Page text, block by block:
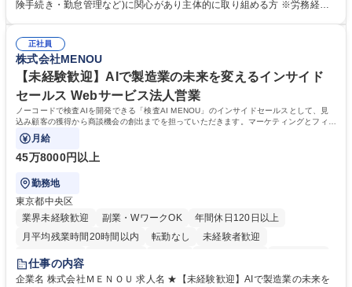
します。ご経験に応じて、休職者管理など、幅広く経験を積んでいただき
幅広く経験を積みたい意欲がある方に最適な環境です。 募集職種 【総
務・人事】未経験歓迎/日立グループ/組織運営を支えるゼネラリストを目
指す
険手続き・勤怠管理など)に関心があり主体的に取り組める方 ※労務経験
のご経験 ■労務管理（給与計算・社会保険手続き・勤怠管理など）の経験
■衛生管理者の資格をお持ちの方 学歴・資格 学歴：大学院 大学 高専 短大
専修学校 高校 語学力： 資格：
正社員
株式会社MENOU
【未経験歓迎】AIで製造業の未来を変えるインサイド
セールス Webサービス法人営業
ノーコードで検査AIを開発できる「検査AI MENOU」のインサイドセールスとして、見
込み顧客の獲得から商談機会の創出までを担っていただきます。マーケティングとフィー
ルドセールスをつなぐ役割として、
月給
45万8000円以上
勤務地
東京都中央区
業界未経験歓迎
副業・WワークOK
年間休日120日以上
月平均残業時間20時間以内
転勤なし
未経験者歓迎
時短勤務あり
駅近5分以内
土日祝休み 服装自由
仕事の内容
企業名 株式会社ＭＥＮＯＵ 求人名 ★【未経験歓迎】AIで製造業の未来を